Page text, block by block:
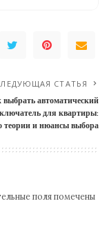
СТАТЬЯ
автоматический
для квартиры:
теории и нюансы выбора
поля помечены